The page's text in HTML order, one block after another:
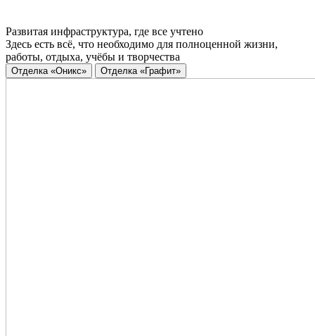
Развитая инфраструктура, где все учтено
Здесь есть всё, что необходимо для полноценной жизни,
работы, отдыха, учёбы и творчества
Отделка «Оникс» Отделка «Графит»